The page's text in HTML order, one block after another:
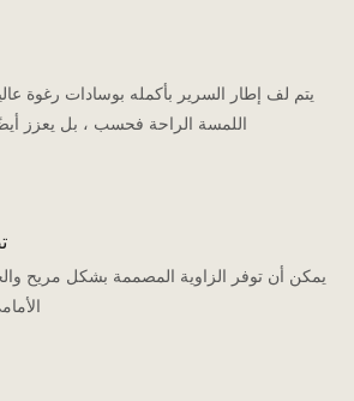
يتم لف إطار السرير بأكمله بوسادات رغوة
اللمسة الراحة فحسب ، بل يعزز
يمكن أن توفر الزاوية المصممة بشكل مريح